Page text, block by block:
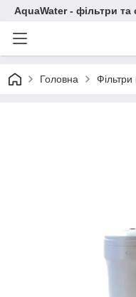
AquaWater - фільтри
Головна